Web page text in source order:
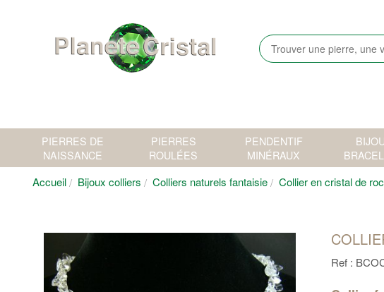
PIERRES DE
NAISSANCE
PIERRES
ROULÉES
PENDENTIF
MINÉRAUX
Accueil Bijoux colliers Colliers naturels fantaisie Collier en cristal de
Ref :